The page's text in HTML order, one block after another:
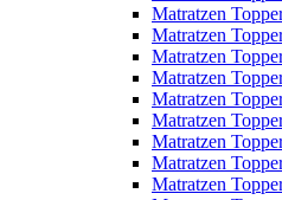
Matratzen
Matratzen
Matratzen
Matratzen
Matratzen
Matratzen
Matratzen
Matratzen
Matratzen